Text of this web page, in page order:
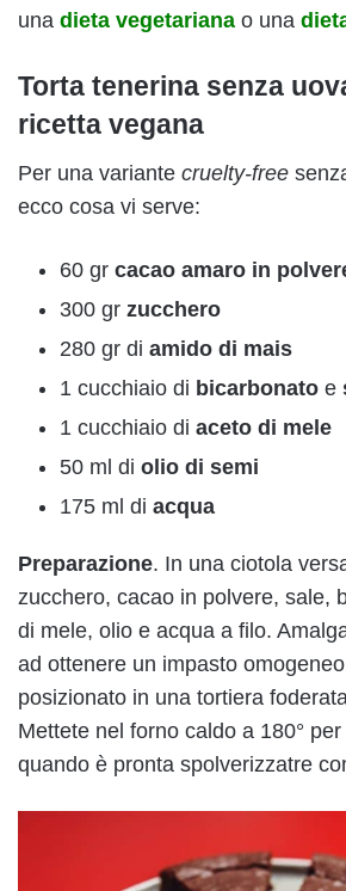
una dieta vegetariana o una
Torta tenerina senza
ricetta vegana
Per una variante cruelty-free
ecco cosa vi serve:
60 gr cacao amaro in
300 gr zucchero
280 gr di amido di mais
1 cucchiaio di bicarbonato e
1 cucchiaio di aceto di mele
50 ml di olio di semi
175 ml di acqua
Preparazione. In una ciotola
zucchero, cacao in polvere, sale,
di mele, olio e acqua a filo.
ad ottenere un impasto
posizionato in una tortiera
Mettete nel forno caldo a 180°
quando è pronta spolverizzatre